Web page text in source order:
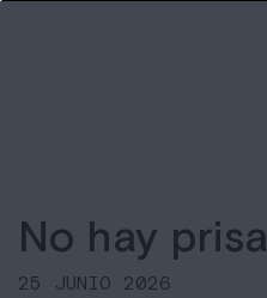
No hay prisa
25 JUNIO 2026